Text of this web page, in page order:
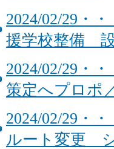
2024/02/29・
援学校整備
2024/02/29・
策定へプロポ
2024/02/29・
ルート変更